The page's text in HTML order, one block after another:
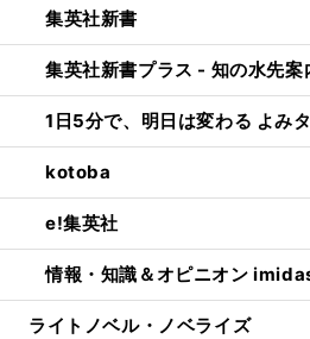
集英社新書
集英社新書プラス - 知の水先案
1日5分で、明日は変わる よみ
kotoba
e!集英社
情報・知識＆オピニオン
ライトノベル・ノベライズ